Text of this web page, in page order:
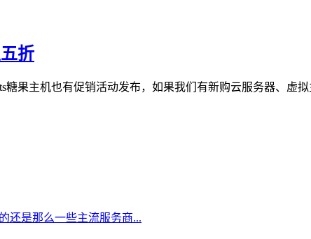
折
果主机也有促销活动发布，如果我们有新购云服务器、虚
还是那么一些主流服务商...